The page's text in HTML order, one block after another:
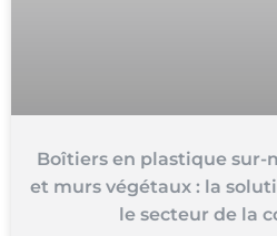
Boîtiers en plastique sur-
et murs végétaux : la
le secteur de la